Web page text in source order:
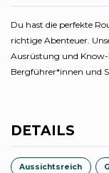
Du hast die perfekte
richtige Abenteuer.
Ausrüstung und
Bergführer*innen und
DETAILS
Aussichtsreich